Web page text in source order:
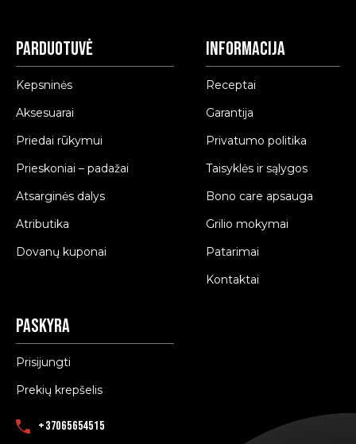
Parduotuvė
Kepsninės
Aksesuarai
Priedai rūkymui
Prieskoniai – padažai
Atsarginės dalys
Atributika
Dovanų kuponai
Informacija
Receptai
Garantija
Privatumo politika
Taisyklės ir sąlygos
Bono care apsauga
Grilio mokymai
Patarimai
Kontaktai
Paskyra
Prisijungti
Prekių krepšelis
+37065654515